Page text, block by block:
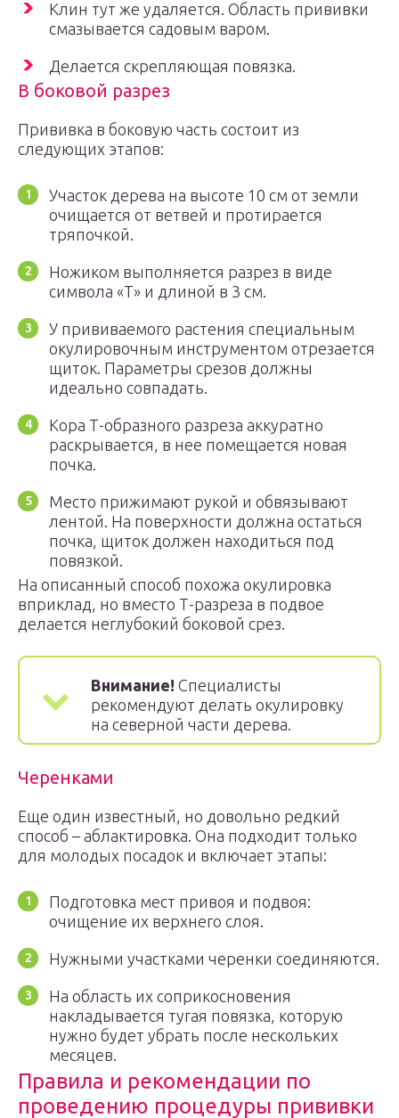
Клин тут же удаляется. Область прививки
смазывается садовым варом.
Делается скрепляющая повязка.
В боковой разрез
Прививка в боковую часть состоит из
следующих этапов:
Участок дерева на высоте 10 см от земли
очищается от ветвей и протирается
тряпочкой.
Ножиком выполняется разрез в виде
символа «Т» и длиной в 3 см.
У прививаемого растения специальным
окулировочным инструментом отрезается
щиток. Параметры срезов должны
идеально совпадать.
Кора Т-образного разреза аккуратно
раскрывается, в нее помещается новая
почка.
Место прижимают рукой и обвязывают
лентой. На поверхности должна остаться
почка, щиток должен находиться под
повязкой.
На описанный способ похожа окулировка
вприклад, но вместо Т-разреза в подвое
делается неглубокий боковой срез.
Внимание! Специалисты
рекомендуют делать окулировку
на северной части дерева.
Черенками
Еще один известный, но довольно редкий
способ – аблактировка. Она подходит только
для молодых посадок и включает этапы:
Подготовка мест привоя и подвоя:
очищение их верхнего слоя.
Нужными участками черенки соединяются.
На область их соприкосновения
накладывается тугая повязка, которую
нужно будет убрать после нескольких
месяцев.
Правила и рекомендации по
проведению процедуры прививки